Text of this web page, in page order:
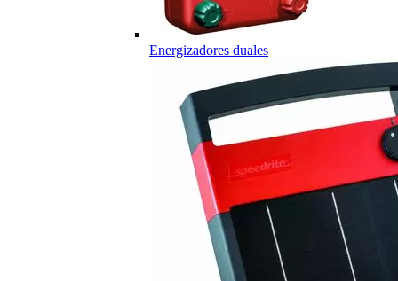
Energizadores duales